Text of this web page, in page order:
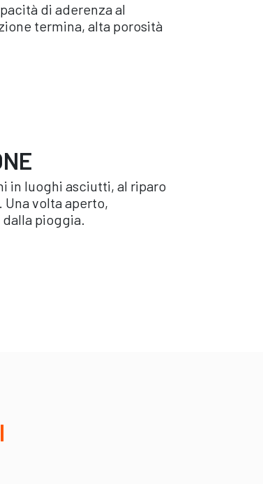
di aderenza al
termina, alta porosità
in luoghi asciutti, al riparo
volta aperto,
pioggia.